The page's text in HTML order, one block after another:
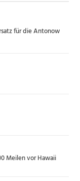
für die Antonow
Meilen vor Hawaii